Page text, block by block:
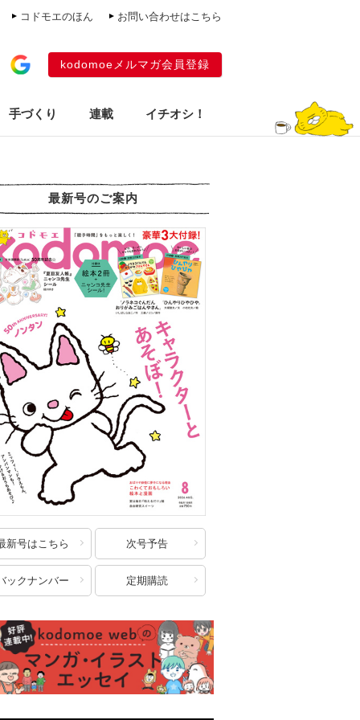
コドモエのほん お問い合わせはこちら
kodomoeメルマガ会員登録
手づくり 連載 イチオシ！
最新号のご案内
新号はこちら 次号予告
ックナンバー 定期購読